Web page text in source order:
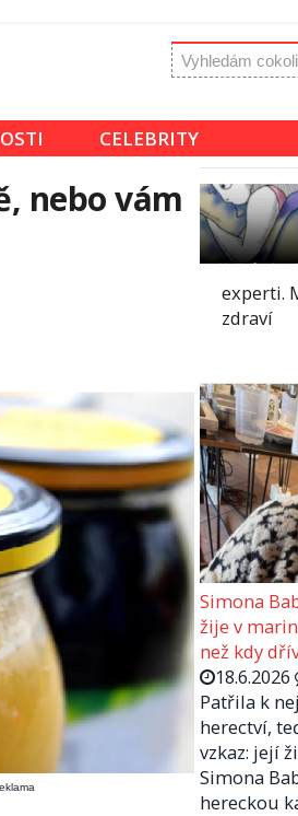
CELEBRITY
nebo vám
experti.
zdraví
Simona
žije v
než kdy
18.6.2026
Patřila k
herectví,
vzkaz: její
Simona
hereckou